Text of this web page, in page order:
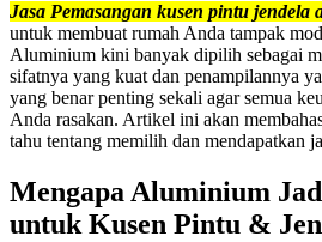
Jasa Pemasangan kusen pintu jendela
untuk membuat rumah Anda tampak
Aluminium kini banyak dipilih sebagai
sifatnya yang kuat dan penampilannya
yang benar penting sekali agar semua
Anda rasakan. Artikel ini akan
tahu tentang memilih dan mendapatkan
Mengapa Aluminium
untuk Kusen Pintu &